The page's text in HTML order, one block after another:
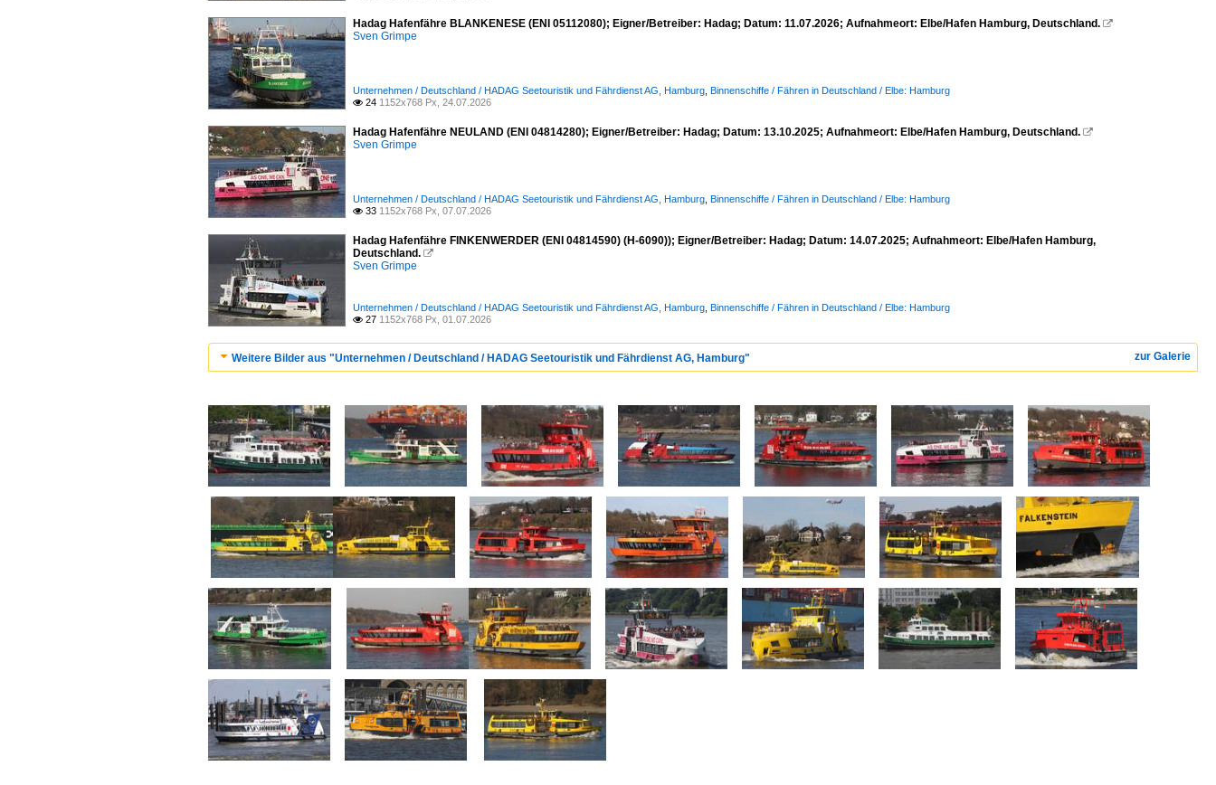
Hadag Hafenfähre BLANKENESE (ENI 05112080); Eigner/Betreiber: Hadag; Datum: 11.07.2026; Aufnahmeort: Elbe/Hafen Hamburg, Deutschland. 
Sven Grimpe
Unternehmen / Deutschland / HADAG Seetouristik und Fährdienst AG, Hamburg Binnenschiffe / Fähren in Deutschland / Elbe: Hamburg
 24 1152x768 Px, 24.07.2026
Hadag Hafenfähre NEULAND (ENI 04814280); Eigner/Betreiber: Hadag; Datum: 13.10.2025; Aufnahmeort: Elbe/Hafen Hamburg, Deutschland. 
Sven Grimpe
Unternehmen / Deutschland / HADAG Seetouristik und Fährdienst AG, Hamburg Binnenschiffe / Fähren in Deutschland / Elbe: Hamburg
 33 1152x768 Px, 07.07.2026
Hadag Hafenfähre FINKENWERDER (ENI 04814590) (H-6090)); Eigner/Betreiber: Hadag; Datum: 14.07.2025; Aufnahmeort: Elbe/Hafen Hamburg,
Deutschland. 
Sven Grimpe
Unternehmen / Deutschland / HADAG Seetouristik und Fährdienst AG, Hamburg Binnenschiffe / Fähren in Deutschland / Elbe: Hamburg
 27 1152x768 Px, 01.07.2026
zur Galerie
Weitere Bilder aus "Unternehmen / Deutschland / HADAG Seetouristik und Fährdienst AG, Hamburg"